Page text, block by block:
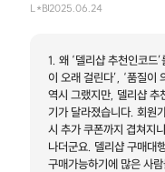
L*B2025.06.24
1. 왜 ‘델리샵 추천인코드
이 오래 걸린다’, ‘품질이
역시 그랬지만, 델리샵
기가 달라졌습니다. 회원
시 추가 쿠폰까지 겹쳐지
나더군요. 델리샵 구매대
구매가능하기에 많은 사